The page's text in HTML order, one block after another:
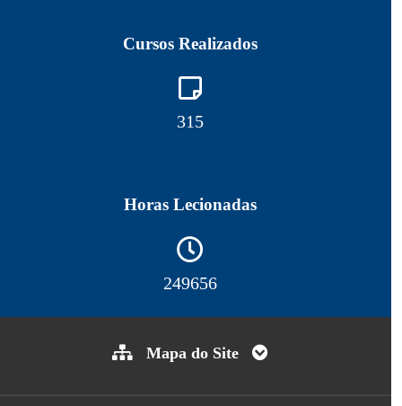
Cursos Realizados
317
Horas Lecionadas
252027
Mapa do Site